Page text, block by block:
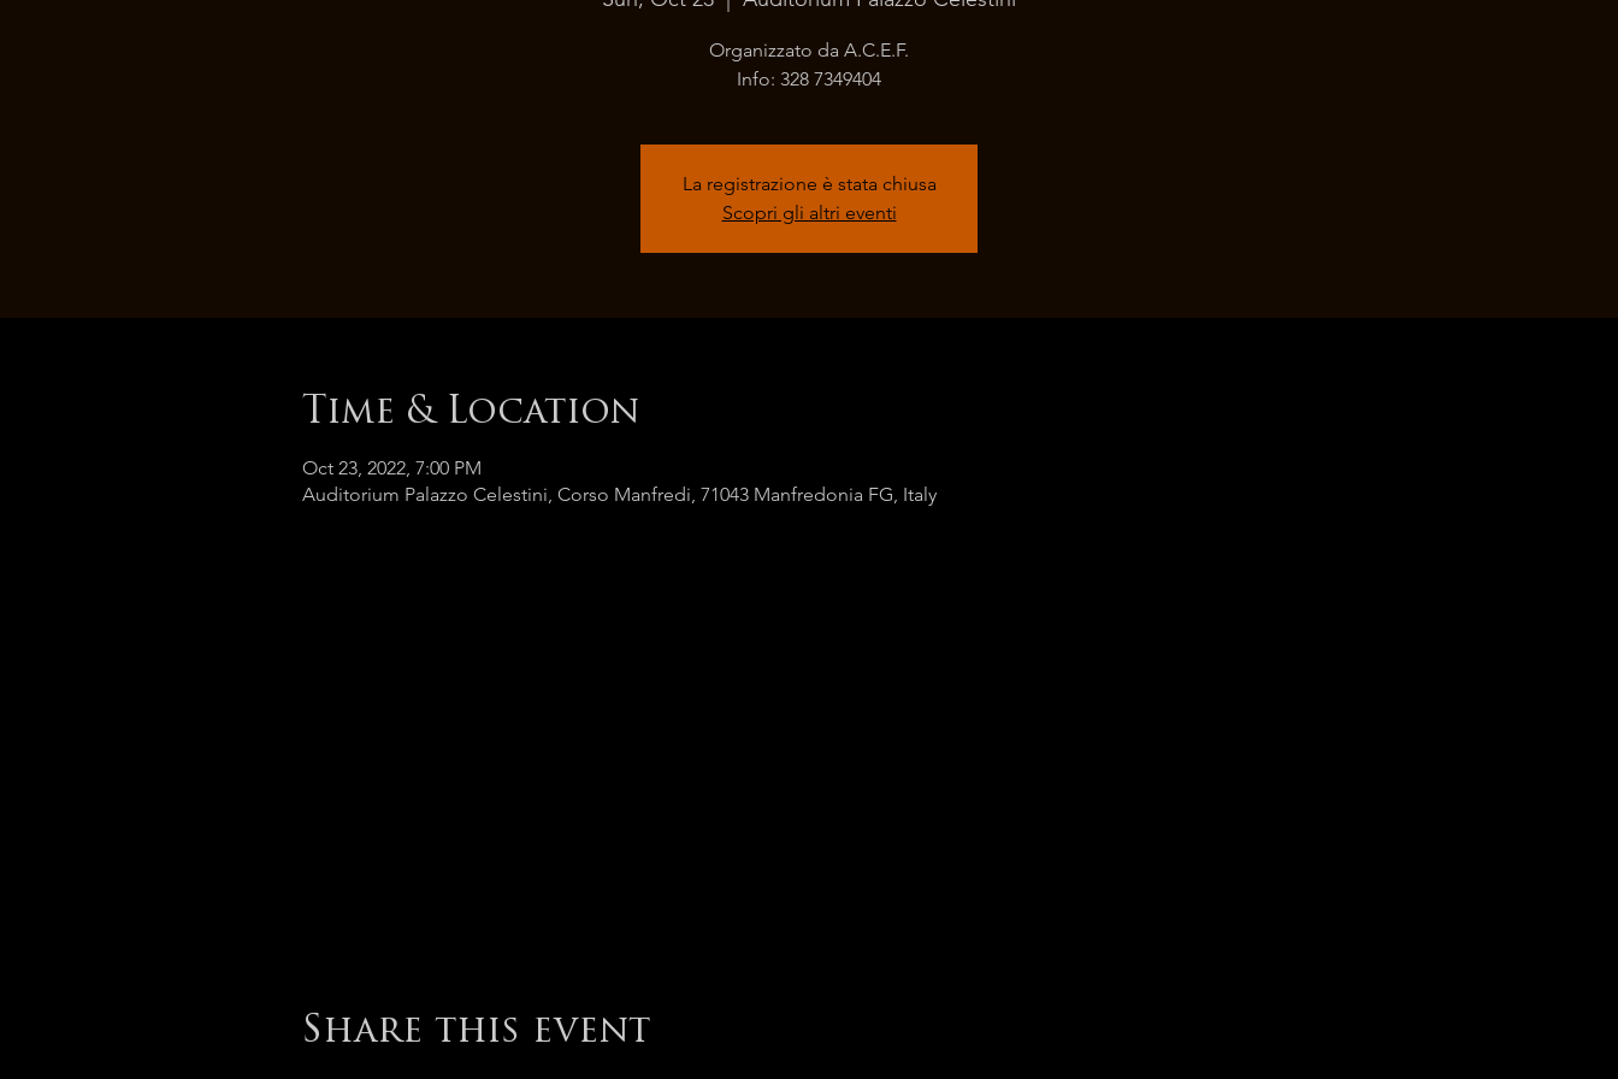
Organizzato da A.C.E.F.
Info: 328 7349404
La registrazione è stata chiusa
Scopri gli altri eventi
Time & Location
Oct 23, 2022, 7:00 PM
Auditorium Palazzo Celestini, Corso Manfredi, 71043 Manfredonia FG, Italy
Share this event